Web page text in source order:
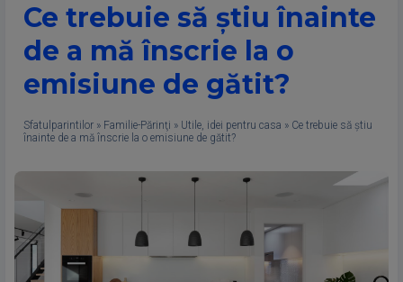
Ce trebuie să știu înainte
de a mă înscrie la o
emisiune de gătit?
Sfatulparintilor » Familie-Părinţi » Utile, idei pentru casa » Ce trebuie să știu
înainte de a mă înscrie la o emisiune de gătit?